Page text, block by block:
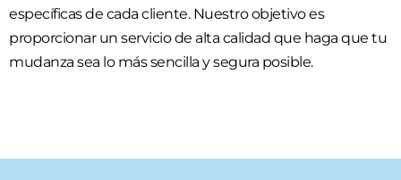
específicas de cada cliente. Nuestro objetivo es
proporcionar un servicio de alta calidad que haga que tu
mudanza sea lo más sencilla y segura posible.